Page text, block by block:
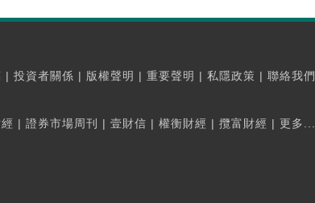
| 投資者關係 | 版權聲明 | 重要聲明 | 私隱政策 | 聯絡我們
| 證券市場周刊 | 壹財信 | 權衡財經 | 攬富財經 | 更多...